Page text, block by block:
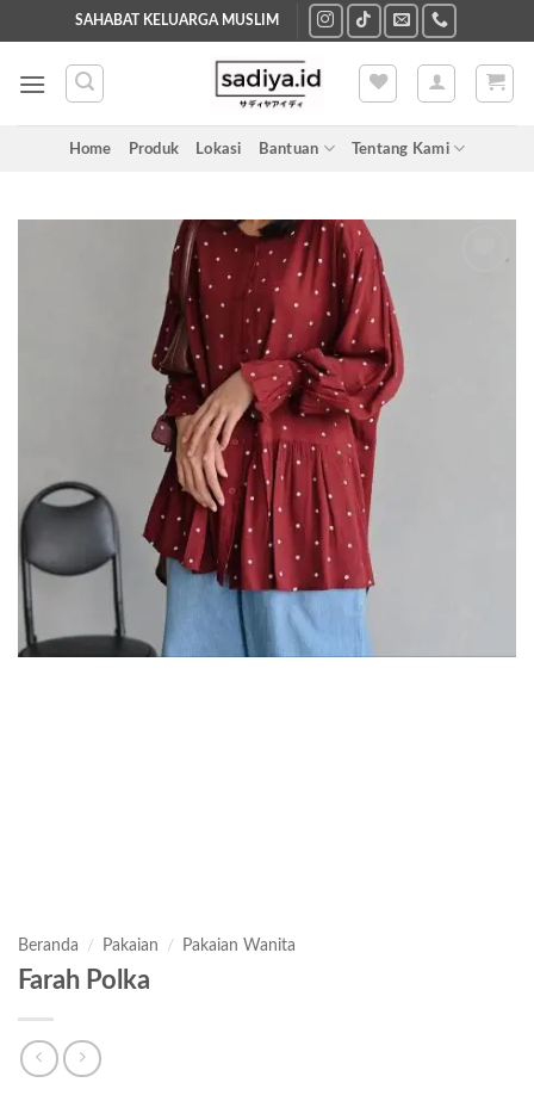
to
content
SAHABAT KELUARGA MUSLIM
Home Produk Lokasi Bantuan Tentang Kami
Beranda / Pakaian / Pakaian Wanita
Farah Polka